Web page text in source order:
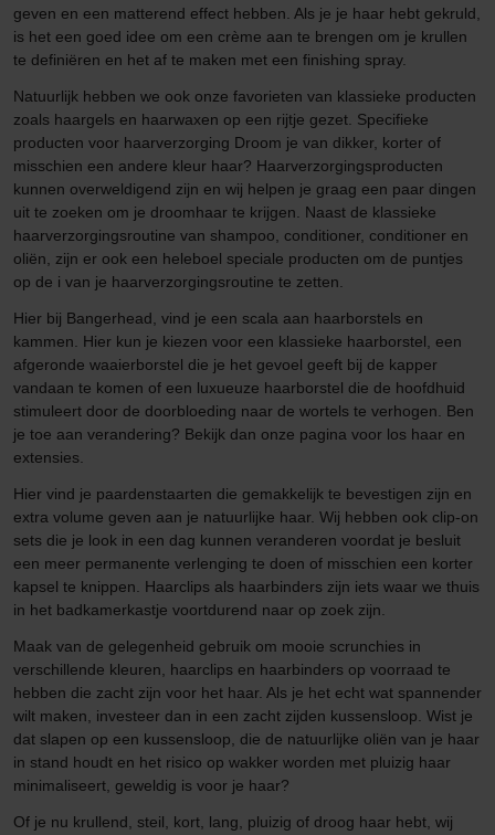
geven en een matterend effect hebben. Als je je haar hebt gekruld,
is het een goed idee om een crème aan te brengen om je krullen
te definiëren en het af te maken met een finishing spray.
Natuurlijk hebben we ook onze favorieten van klassieke producten
zoals haargels en haarwaxen op een rijtje gezet. Specifieke
producten voor haarverzorging Droom je van dikker, korter of
misschien een andere kleur haar? Haarverzorgingsproducten
kunnen overweldigend zijn en wij helpen je graag een paar dingen
uit te zoeken om je droomhaar te krijgen. Naast de klassieke
haarverzorgingsroutine van shampoo, conditioner, conditioner en
oliën, zijn er ook een heleboel speciale producten om de puntjes
op de i van je haarverzorgingsroutine te zetten.
Hier bij Bangerhead, vind je een scala aan haarborstels en
kammen. Hier kun je kiezen voor een klassieke haarborstel, een
afgeronde waaierborstel die je het gevoel geeft bij de kapper
vandaan te komen of een luxueuze haarborstel die de hoofdhuid
stimuleert door de doorbloeding naar de wortels te verhogen. Ben
je toe aan verandering? Bekijk dan onze pagina voor los haar en
extensies.
Hier vind je paardenstaarten die gemakkelijk te bevestigen zijn en
extra volume geven aan je natuurlijke haar. Wij hebben ook clip-on
sets die je look in een dag kunnen veranderen voordat je besluit
een meer permanente verlenging te doen of misschien een korter
kapsel te knippen. Haarclips als haarbinders zijn iets waar we thuis
in het badkamerkastje voortdurend naar op zoek zijn.
Maak van de gelegenheid gebruik om mooie scrunchies in
verschillende kleuren, haarclips en haarbinders op voorraad te
hebben die zacht zijn voor het haar. Als je het echt wat spannender
wilt maken, investeer dan in een zacht zijden kussensloop. Wist je
dat slapen op een kussensloop, die de natuurlijke oliën van je haar
in stand houdt en het risico op wakker worden met pluizig haar
minimaliseert, geweldig is voor je haar?
Of je nu krullend, steil, kort, lang, pluizig of droog haar hebt, wij